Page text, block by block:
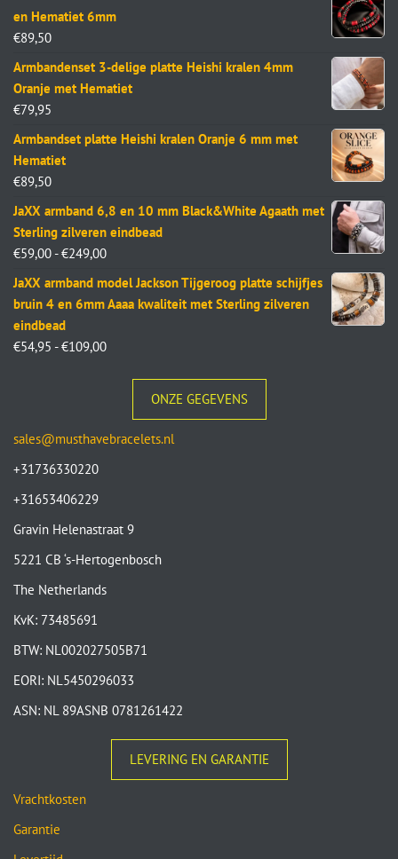
en Hematiet 6mm
€89,50
Armbandenset 3-delige platte Heishi kralen 4mm
Oranje met Hematiet
€79,95
Armbandset platte Heishi kralen Oranje 6 mm met
Hematiet
€89,50
JaXX armband 6,8 en 10 mm Black&White Agaath met
Sterling zilveren eindbead
€59,00 - €249,00
JaXX armband model Jackson Tijgeroog platte schijfjes
bruin 4 en 6mm Aaaa kwaliteit met Sterling zilveren
eindbead
€54,95 - €109,00
ONZE GEGEVENS
sales@musthavebracelets.nl
+31736330220
+31653406229
Gravin Helenastraat 9
5221 CB ‘s-Hertogenbosch
The Netherlands
KvK: 73485691
BTW: NL002027505B71
EORI: NL5450296033
ASN: NL 89ASNB 0781261422
LEVERING EN GARANTIE
Vrachtkosten
Garantie